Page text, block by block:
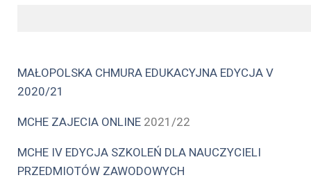
MAŁOPOLSKA CHMURA EDUKACYJNA EDYCJA V
2020/21
MCHE ZAJECIA ONLINE 2021/22
MCHE IV EDYCJA SZKOLEŃ DLA NAUCZYCIELI
PRZEDMIOTÓW ZAWODOWYCH